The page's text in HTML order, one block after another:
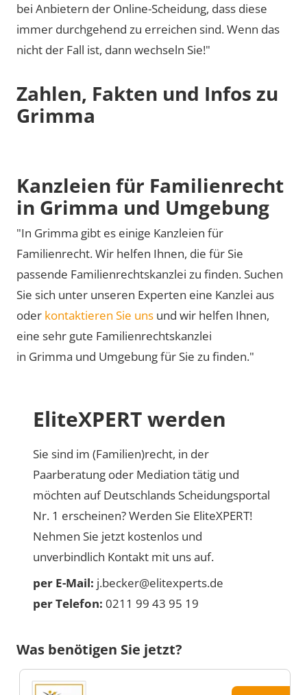
bei Anbietern der Online-Scheidung, dass diese
immer durchgehend zu erreichen sind. Wenn das
nicht der Fall ist, dann wechseln Sie!"
Zahlen, Fakten und Infos zu
Grimma
Kanzleien für Familienrecht
in Grimma und Umgebung
"In Grimma gibt es einige Kanzleien für
Familienrecht. Wir helfen Ihnen, die für Sie
passende Familienrechtskanzlei zu finden. Suchen
Sie sich unter unseren Experten eine Kanzlei aus
oder kontaktieren Sie uns und wir helfen Ihnen,
eine sehr gute Familienrechtskanzlei
in Grimma und Umgebung für Sie zu finden."
EliteXPERT werden
Sie sind im (Familien)recht, in der
Paarberatung oder Mediation tätig und
möchten auf Deutschlands Scheidungsportal
Nr. 1 erscheinen? Werden Sie EliteXPERT!
Nehmen Sie jetzt kostenlos und
unverbindlich Kontakt mit uns auf.
per E-Mail: j.becker@elitexperts.de
per Telefon: 0211 99 43 95 19
Was benötigen Sie jetzt?